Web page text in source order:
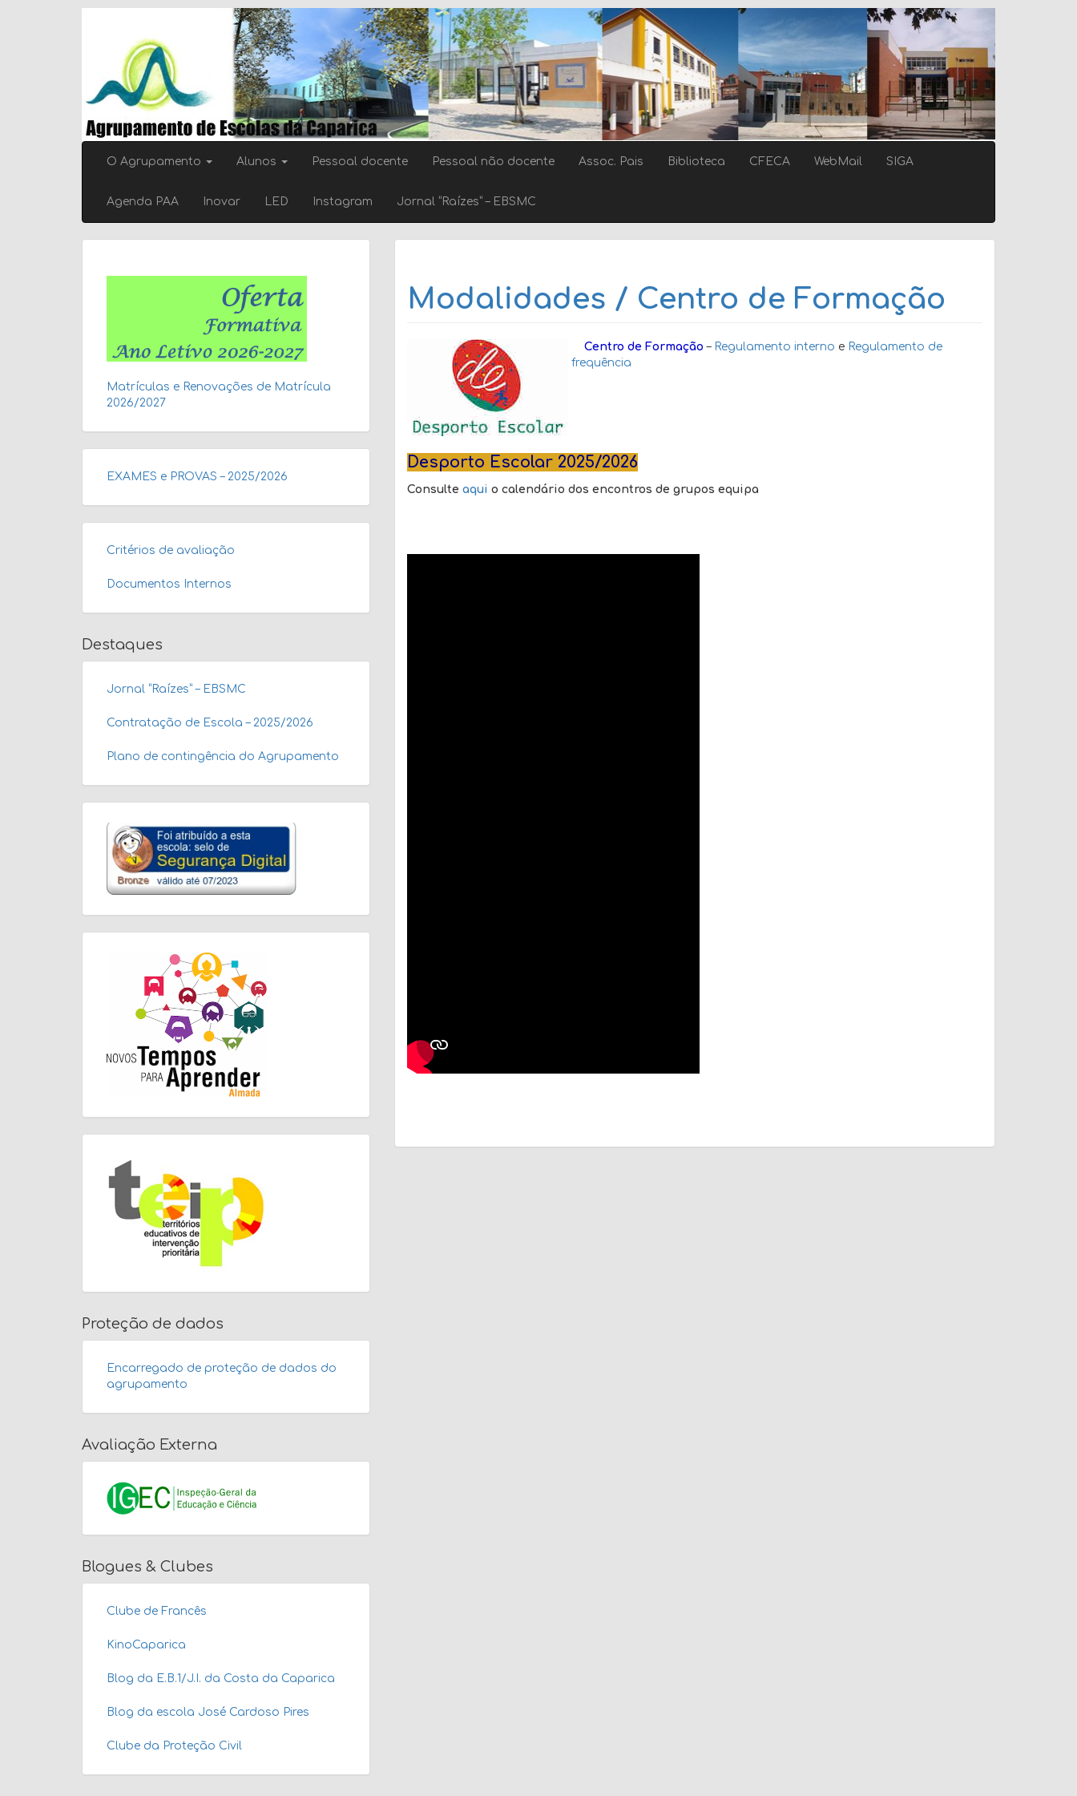
O Agrupamento Alunos Pessoal docente Pessoal não docente Assoc. Pais Biblioteca CFECA WebMail SIGA
Agenda PAA Inovar LED Instagram Jornal “Raízes” – EBSMC
Modalidades / Centro de Formação
Centro de Formação – Regulamento interno e Regulamento de
frequência
Desporto Escolar 2025/2026
Consulte aqui o calendário dos encontros de grupos equipa
Matrículas e Renovações de Matrícula
2026/2027
EXAMES e PROVAS – 2025/2026
Critérios de avaliação
Documentos Internos
Destaques
Jornal “Raízes” – EBSMC
Contratação de Escola – 2025/2026
Plano de contingência do Agrupamento
Proteção de dados
Encarregado de proteção de dados do
agrupamento
Avaliação Externa
Blogues & Clubes
Clube de Francês
KinoCaparica
Blog da E.B.1/J.I. da Costa da Caparica
Blog da escola José Cardoso Pires
Clube da Proteção Civil